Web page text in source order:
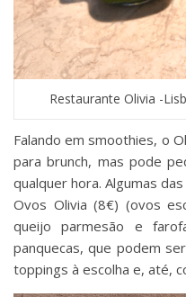
Restaurante Olivia -
Falando em smoothies, o
para brunch, mas pode
qualquer hora. Algumas
Ovos Olivia (8€) (ovos
queijo parmesão e
panquecas, que podem
toppings à escolha e, até,